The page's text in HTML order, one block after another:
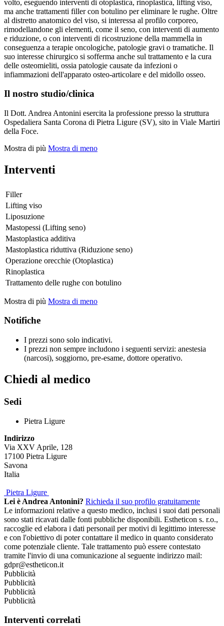
volto, eseguendo interventi di otoplastica, rinoplastica, lifting viso,
ma anche trattamenti filler con botulino per eliminare le rughe. Oltre
al distretto anatomico del viso, si interessa al profilo corporeo,
rimodellandone gli elementi, come il seno, con interventi di aumento
e riduzione, o con interventi di ricostruzione della mammella in
conseguenza a terapie oncologiche, patologie gravi o tramatiche. Il
suo interesse chirurgico si sofferma anche sul trattamento e la cura
delle osteomieliti, ossia patologie causate da infezioni o
infiammazioni dell'apparato osteo-articolare e del midollo osseo.
Il nostro studio/clinica
Il Dott. Andrea Antonini esercita la professione presso la struttura
Ospedaliera Santa Corona di Pietra Ligure (SV), sito in Viale Martiri
della Foce.
Mostra di più Mostra di meno
Interventi
Filler
Lifting viso
Liposuzione
Mastopessi (Lifting seno)
Mastoplastica additiva
Mastoplastica riduttiva (Riduzione seno)
Operazione orecchie (Otoplastica)
Rinoplastica
Trattamento delle rughe con botulino
Mostra di più Mostra di meno
Notifiche
I prezzi sono solo indicativi.
I prezzi non sempre includono i seguenti servizi: anestesia
(narcosi), soggiorno, pre-esame, dottore operativo.
Chiedi al medico
Sedi
Pietra Ligure
Indirizzo
Via XXV Aprile, 128
17100 Pietra Ligure
Savona
Italia
Pietra Ligure
Lei è Andrea Antonini? Richieda il suo profilo gratuitamente
Le informazioni relative a questo medico, inclusi i suoi dati personali
sono stati ricavati dalle fonti pubbliche disponibili. Estheticon s. r.o.,
raccoglie ed elabora i dati personail per motivi di legittimo interesse
e con l'obiettivo di poter contattare il medico in quanto considerato
come potenziale cliente. Tale trattamento può essere contestato
tramite l'invio di una comunicazione al seguente indirizzo mail:
gdpr@estheticon.it
Pubblicità
Pubblicità
Pubblicità
Pubblicità
Interventi correlati